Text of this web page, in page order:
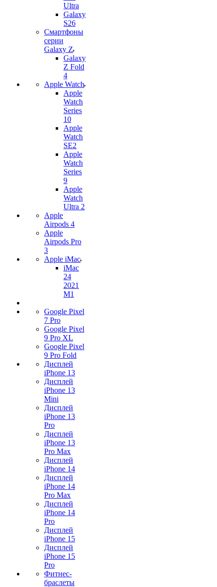
Ultra
Galaxy
S26
Смартфоны
серии
Galaxy Z
Galaxy
Z Fold
4
Apple Watch
Apple
Watch
Series
10
Apple
Watch
SE2
Apple
Watch
Series
9
Apple
Watch
Ultra 2
Apple
Airpods 4
Apple
Airpods Pro
3
Apple iMac
iMac
24
2021
M1
Google Pixel
7 Pro
Google Pixel
9 Pro XL
Google Pixel
9 Pro Fold
Дисплей
iPhone 13
Дисплей
iPhone 13
Mini
Дисплей
iPhone 13
Pro
Дисплей
iPhone 13
Pro Max
Дисплей
iPhone 14
Дисплей
iPhone 14
Pro Max
Дисплей
iPhone 14
Pro
Дисплей
iPhone 15
Дисплей
iPhone 15
Pro
Фитнес-
браслеты